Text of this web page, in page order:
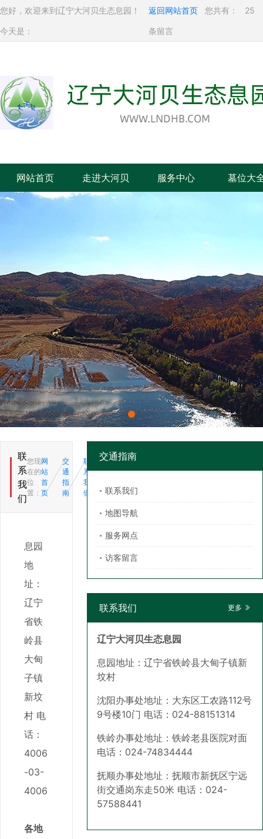
您好，欢迎来到辽宁大河贝生态息园！
今天是：
返回网站首页 您共有： 25
条留言
网站首页 走进大河贝 服务中心 墓位大
联
系
我
们
您现
在的
位
置：
网
站
首
页
交
通
指
南
联
系
我
们
息园
地
址：
辽宁
省铁
岭县
大甸
子镇
新坟
村 电
话：
4006
-03-
4006
各地
交通指南
联系我们
地图导航
服务网点
访客留言
联系我们 更多
辽宁大河贝生态息园
息园地址：辽宁省铁岭县大甸子镇新
坟村
沈阳办事处地址：大东区工农路112号
9号楼10门 电话：024-88151314
铁岭办事处地址：铁岭老县医院对面
电话：024-74834444
抚顺办事处地址：抚顺市新抚区宁远
街交通岗东走50米 电话：024-
57588441